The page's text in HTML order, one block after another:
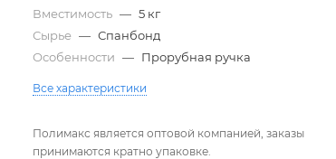
Вместимость — 5 кг
Сырье — Спанбонд
Особенности — Прорубная ручка
Все характеристики
Полимакс является оптовой компанией, заказы
принимаются кратно упаковке.